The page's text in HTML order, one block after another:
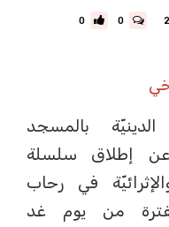
0
0
بالمسجد
عن إطلاق سلسلة
في رحاب
من يوم غد